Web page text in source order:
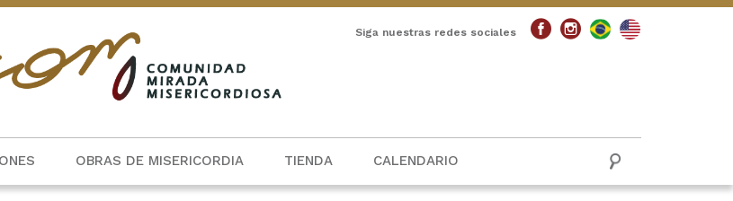
Siga nuestras redes sociales
OBRAS DE MISERICORDIA TIENDA CALENDARIO